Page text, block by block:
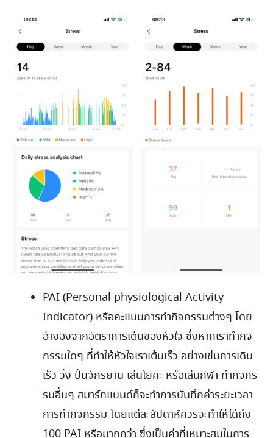
PAI (Personal physiological Activity
Indicator) หรือคะแนนการทำกิจกรรมต่างๆ โดย
อ้างอิงจากอัตราการเต้นของหัวใจ ซึ่งหากเราทำกิจ
กรรมใดๆ ที่ทำให้หัวใจเราเต้นเร็ว อย่างเช่นการเดิน
เร็ว วิ่ง ปั่นจักรยาน เล่นโยคะ หรือเล่นกีฬา ทำกิจกร
รมอื่นๆ สมาร์ทแบนด์ก็จะทำการบันทึกค่าระยะเวลา
การทำกิจกรรม โดยแต่ละสัปดาห์ควรจะทำให้ได้ถึง
100 PAI หรือมากกว่า ซึ่งเป็นค่าที่เหมาะสมในการ